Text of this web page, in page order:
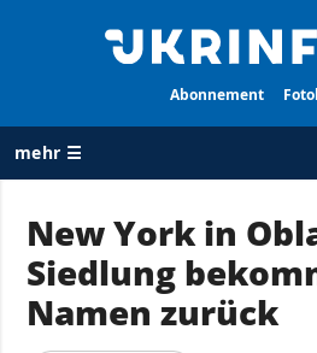
Abonnement
mehr ☰
ALLE
RUBRIKEN
Krieg
New York in
Siedlung
Namen zurück